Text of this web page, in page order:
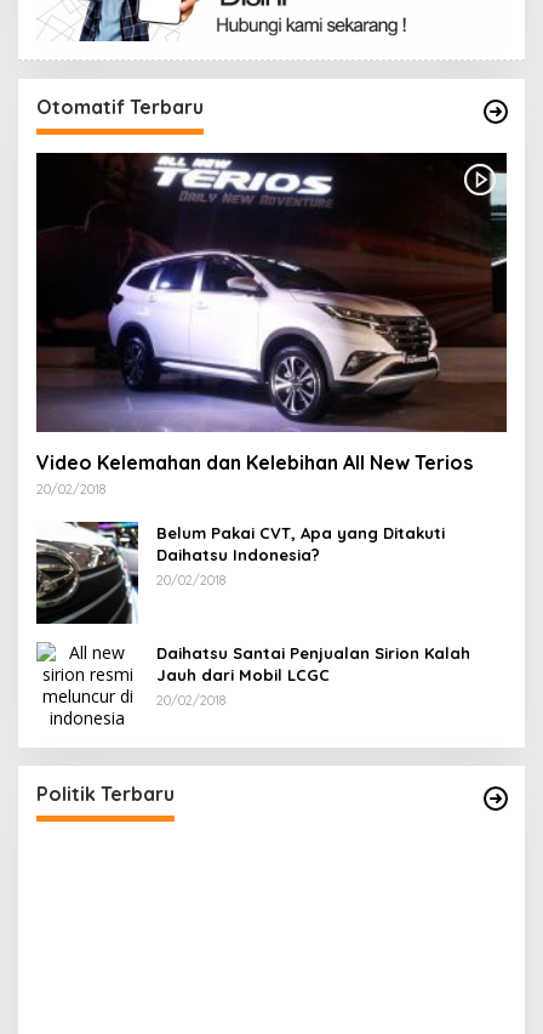
Otomatif Terbaru
Video Kelemahan dan Kelebihan All New Terios
20/02/2018
Belum Pakai CVT, Apa yang Ditakuti
Daihatsu Indonesia?
20/02/2018
Daihatsu Santai Penjualan Sirion Kalah
Jauh dari Mobil LCGC
20/02/2018
Politik Terbaru
Besar Bangkitkan Golkar Bangka Selatan
Di Bangka Selatan, Politik